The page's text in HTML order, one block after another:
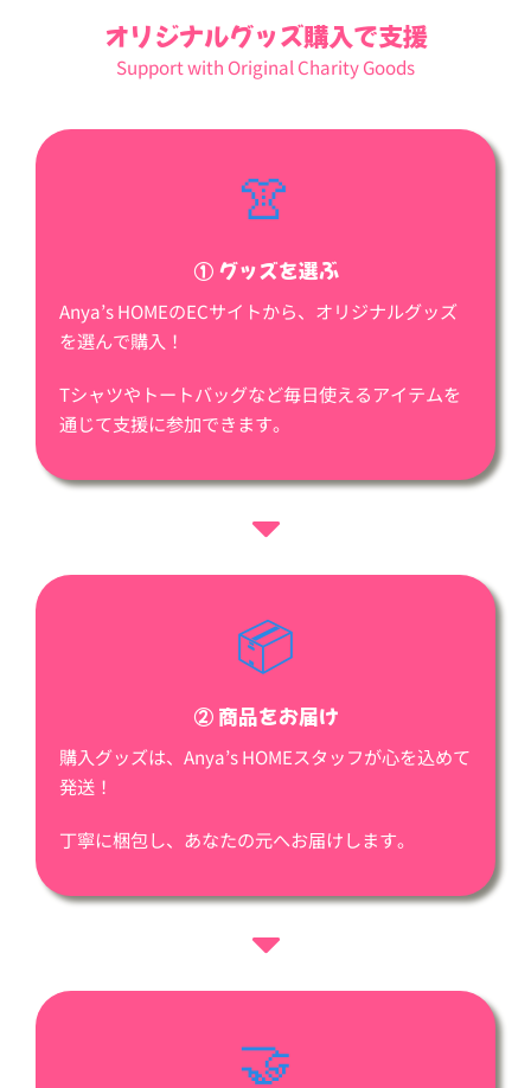
オリジナルグッズ購入で支援
Support with Original Charity Goods
👚
① グッズを選ぶ
Anya’s HOMEのECサイトから、オリジナルグッズ
を選んで購入！
Tシャツやトートバッグなど毎日使えるアイテムを
通じて支援に参加できます。
📦
② 商品をお届け
購入グッズは、Anya’s HOMEスタッフが心を込めて
発送！
丁寧に梱包し、あなたの元へお届けします。
🤝